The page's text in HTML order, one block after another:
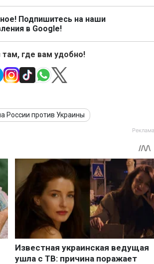
Подпишитесь на наши
в Google!
там, где вам удобно!
России против Украины